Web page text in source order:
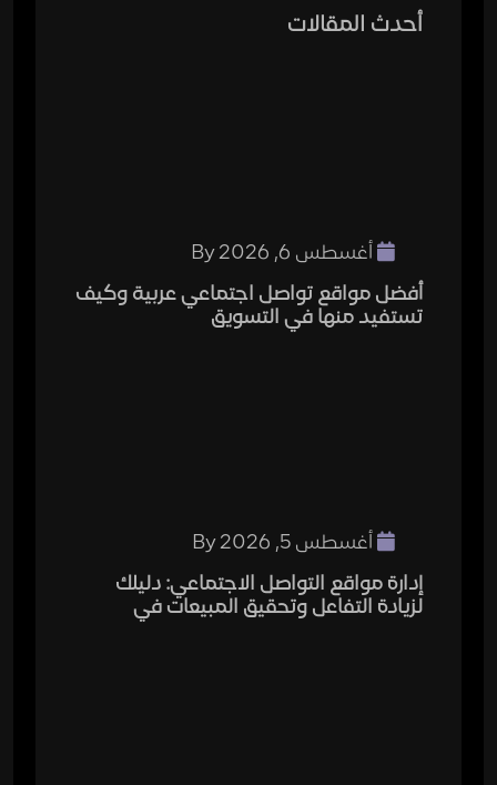
أحدث المقالات
أغسطس 6, 2026
By
أفضل مواقع تواصل اجتماعي عربية وكيف
تستفيد منها في التسويق
أغسطس 5, 2026
By
إدارة مواقع التواصل الاجتماعي: دليلك
لزيادة التفاعل وتحقيق المبيعات في